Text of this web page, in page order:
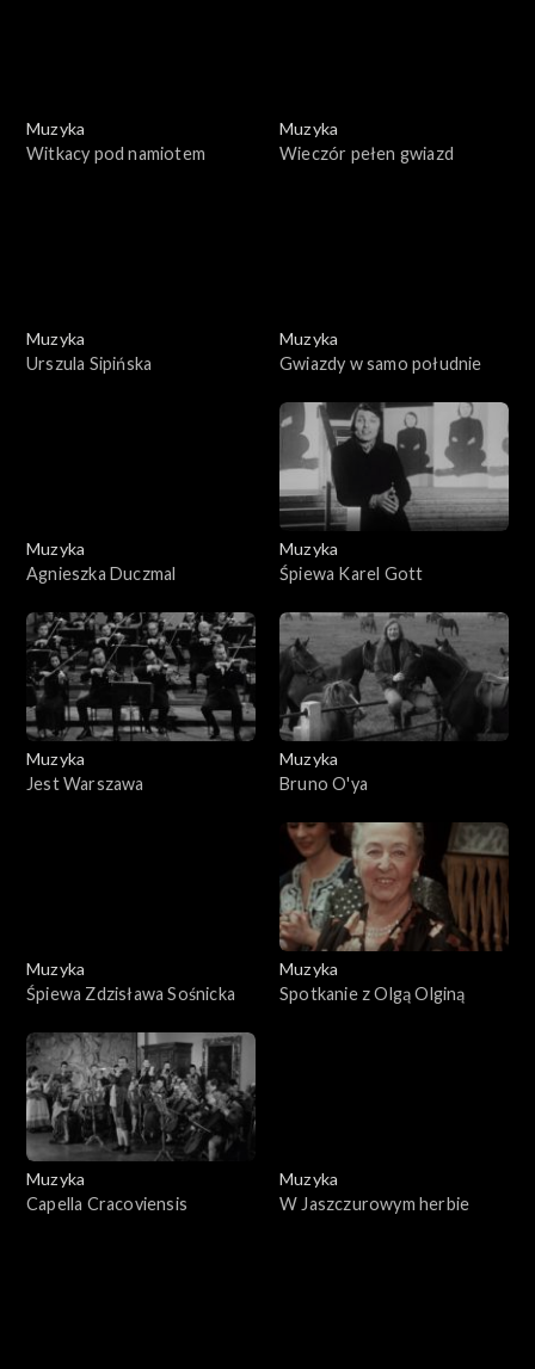
Muzyka
Witkacy pod namiotem
Muzyka
Wieczór pełen gwiazd
Muzyka
Urszula Sipińska
Muzyka
Gwiazdy w samo południe
Muzyka
Agnieszka Duczmal
Muzyka
Śpiewa Karel Gott
Muzyka
Jest Warszawa
Muzyka
Bruno O'ya
Muzyka
Śpiewa Zdzisława Sośnicka
Muzyka
Spotkanie z Olgą Olginą
Muzyka
Capella Cracoviensis
Muzyka
W Jaszczurowym herbie